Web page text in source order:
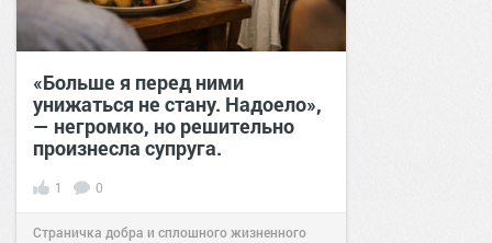
«Больше я перед ними
унижаться не стану. Надоело»,
— негромко, но решительно
произнесла супруга.
1 0
Страничка добра и сплошного жизненного